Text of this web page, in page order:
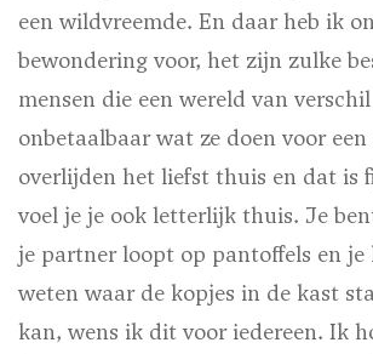
een wildvreemde. En daar heb ik
bewondering voor, het zijn zulke
mensen die een wereld van
onbetaalbaar wat ze doen voor
overlijden het liefst thuis en dat is
voel je je ook letterlijk thuis. Je
je partner loopt op pantoffels en je
weten waar de kopjes in de kast
kan, wens ik dit voor iedereen. Ik